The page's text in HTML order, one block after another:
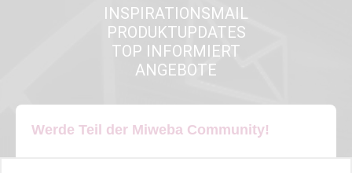
INSPIRATIONSMAIL
PRODUKTUPDATES
TOP INFORMIERT
ANGEBOTE
Werde Teil der Miweba Community!